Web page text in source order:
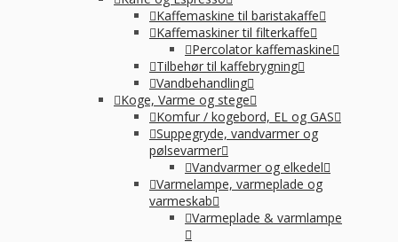
Kaffemaskine til baristakaffe
Kaffemaskiner til filterkaffe
Percolator kaffemaskine
Tilbehør til kaffebrygning
Vandbehandling
Koge, Varme og stege
Komfur / kogebord, EL og GAS
Suppegryde, vandvarmer og
pølsevarmer
Vandvarmer og elkedel
Varmelampe, varmeplade og
varmeskab
Varmeplade & varmlampe